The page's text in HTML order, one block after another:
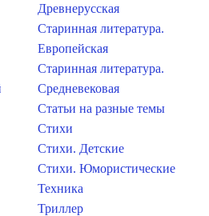
Древнерусская
Старинная литература.
Европейская
Старинная литература.
Средневековая
Статьи на разные темы
Стихи
Стихи. Детские
Стихи. Юмористические
Техника
Триллер